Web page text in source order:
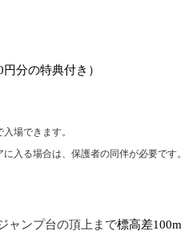
分の特典付き）
場できます。
入る場合は、保護者の同伴が必要です。
ャンプ台の頂上まで標高差100m